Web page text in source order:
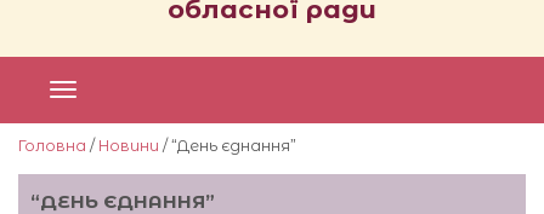
обласної ради
Головна / Новини / “День єднання”
“ДЕНЬ ЄДНАННЯ”